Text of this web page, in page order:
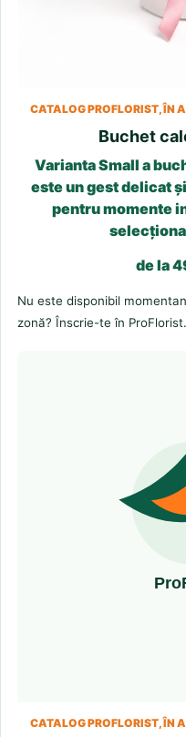
CATALOG PROFLORIST, ÎN
Buchet
Varianta Small a
este un gest delicat
pentru momente
de la
Nu este disponibil
zonă? Înscrie-te în ProFlorist.
CATALOG PROFLORIST, ÎN